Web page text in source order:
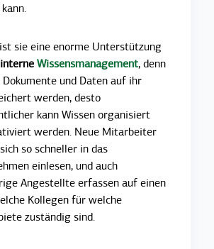
sie eine enorme Unterstützung
interneWissensmanagement, denn
und Daten auf ihr
werden, desto
kann Wissen organisiert
werden. Neue Mitarbeiter
so schneller in das
einlesen, und auch
Angestellte erfassen auf einen
Kollegen für welche
zuständig sind.